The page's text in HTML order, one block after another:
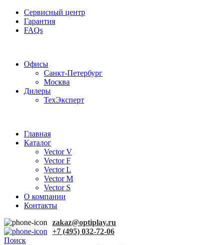
Сервисный центр
Гарантия
FAQs
Офисы
Санкт-Петербург
Москва
Дилеры
ТехЭксперт
Главная
Каталог
Vector V
Vector F
Vector L
Vector M
Vector S
О компании
Контакты
zakaz@optiplay.ru
+7 (495) 032-72-06
Поиск